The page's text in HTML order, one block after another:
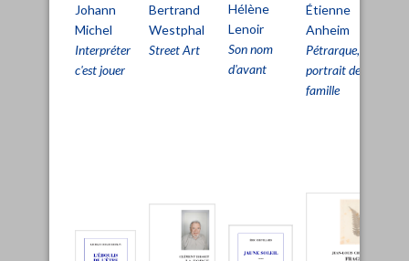
Johann
Michel
Interpréter
c'est jouer
Bertrand
Westphal
Street Art
Hélène
Lenoir
Son nom
d'avant
Étienne
Anheim
Pétrarque,
portrait de
famille